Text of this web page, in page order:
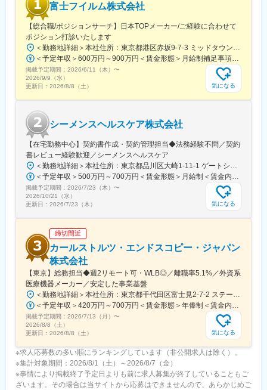
ーサービス】、医療の現場で働きたい人を応援する【人材サービ
ス事業】をスタートしております。
■今の時代やニーズに合わせてサービスを自分の手で作ることがで
きるのも、当社で働く魅力のひとつです。
変更の範囲：会社の定める業務
富士フイルム株式会社
【総合職/ポジションサーチ】日本TOPメーカー/ご経験に合わせて
ポジション打診いたします
掲載予定期間： 2026/6/11（木） 〜
2026/9/9（水）
更新日： 2026/8/8（土） 気になる
シーメンスヘルスケア株式会社
【在宅勤務中心】契約書作成・契約管理担当◆法務経験不問／契約
書レビュー経験歓迎／シーメンスヘルスケア
掲載予定期間： 2026/7/23（木） 〜
2026/10/21（水）
更新日： 2026/7/23（木） 気になる
締切間近
カールストルツ・エンドスコピー・ジャパン
株式会社
【東京】総務担当◆週2リモート可・WLB◎／離職率5.1%／外資系
医療機器メーカー／安定した事業基盤
掲載予定期間： 2026/7/13（月） 〜
2026/8/8（土）
更新日： 2026/8/8（土） 気になる
※求人応募数の多い順にランキングしています（非公開求人は除く）。
※集計対象期間：2026/8/1（土）～2026/8/7（金）
※事情により掲載終了予定日よりも前に求人募集が終了していることもご
ざいます。その場合は当サイトから応募はできませんので、あらかじめご